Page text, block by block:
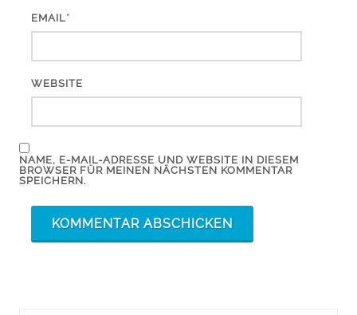
EMAIL*
WEBSITE
NAME, E-MAIL-ADRESSE UND WEBSITE IN DIESEM
BROWSER FÜR MEINEN NÄCHSTEN KOMMENTAR
SPEICHERN.